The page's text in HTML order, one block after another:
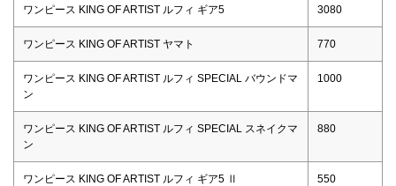
ワンピース KING OF ARTIST ルフィ ギア5 3080
ワンピース KING OF ARTIST ヤマト 770
ワンピース KING OF ARTIST ルフィ SPECIAL バウンドマ
ン
1000
ワンピース KING OF ARTIST ルフィ SPECIAL スネイクマ
ン
880
ワンピース KING OF ARTIST ルフィ ギア5 Ⅱ 550